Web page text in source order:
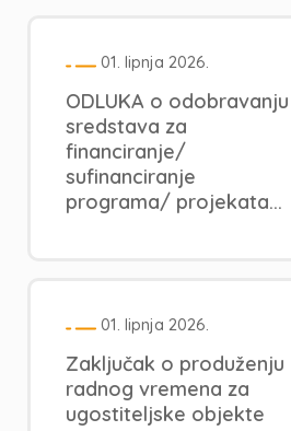
01. lipnja 2026.
ODLUKA o odobravanju
sredstava za
financiranje/
sufinanciranje
programa/ projekata...
01. lipnja 2026.
Zaključak o produženju
radnog vremena za
ugostiteljske objekte